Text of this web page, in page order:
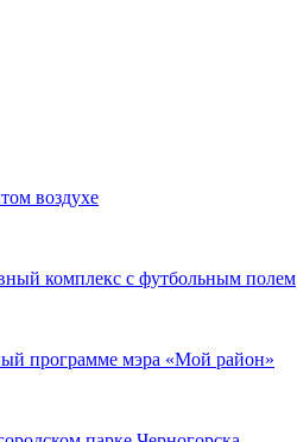
воздухе
комплекс с футбольным полем
программе мэра «Мой район»